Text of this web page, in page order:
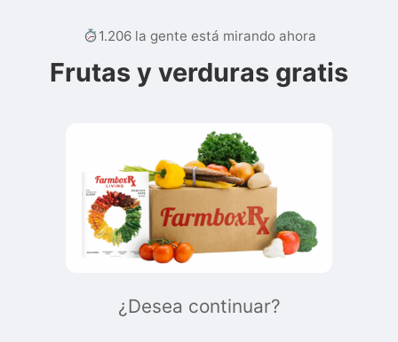
1.206 la gente está mirando ahora
Frutas y verduras gratis
¿Desea continuar?